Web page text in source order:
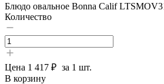
Блюдо овальное Bonna Calif
Количество
Цена 1 417 ₽ за 1 шт.
В корзину